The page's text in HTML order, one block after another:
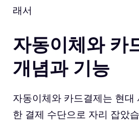
래서
자동이체와 카
개념과 기능
자동이체와 카드결제는 현대
한 결제 수단으로 자리 잡았